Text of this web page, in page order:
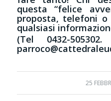
questa “felice
proposta, telefoni o
qualsiasi
(Tel 0432-
25